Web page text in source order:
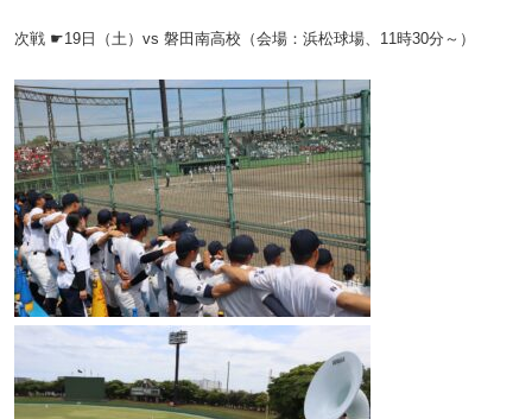
次戦 ☛19日（土）vs 磐田南高校（会場：浜松球場、11時30分～）